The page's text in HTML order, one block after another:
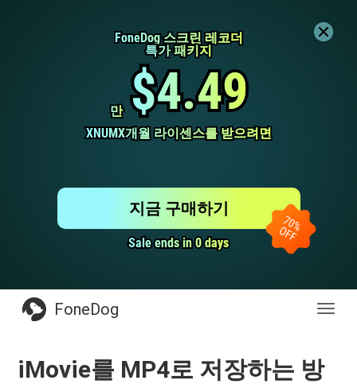
FoneDog 스크린 레코더
FoneDog 스크린 레코더
특가 패키지
특가 패키지
만
만 $4.49
$4.49
XNUMX개월 라이센스를 받으려면
XNUMX개월 라이센스를 받으려면
Sale ends in 0 days
Sale ends in 0 days
지금 구매하기
전
FoneDog
iMovie를 MP4로 저장하는 방